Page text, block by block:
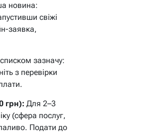
новина:
свіжі
заявка,
зазначу:
з перевірки
грн): Для 2–3
(сфера послуг,
Подати до